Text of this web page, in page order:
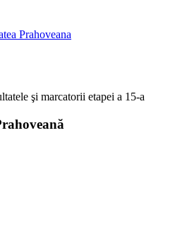
şi marcatorii etapei a 15-a